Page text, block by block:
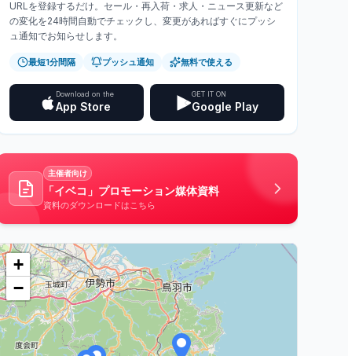
URLを登録するだけ。セール・再入荷・求人・ニュース更新など
の変化を24時間自動でチェックし、変更があればすぐにプッシ
ュ通知でお知らせします。
最短1分間隔 プッシュ通知 無料で使える
Download on the
App Store
GET IT ON
Google Play
主催者向け
「イベコ」プロモーション媒体資料
資料のダウンロードはこちら
+
−